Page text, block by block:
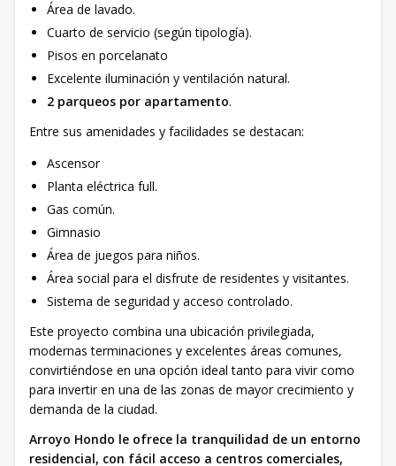
Área de lavado.
Cuarto de servicio (según tipología).
Pisos en porcelanato
Excelente iluminación y ventilación natural.
2 parqueos por apartamento.
Entre sus amenidades y facilidades se destacan:
Ascensor
Planta eléctrica full.
Gas común.
Gimnasio
Área de juegos para niños.
Área social para el disfrute de residentes y visitantes.
Sistema de seguridad y acceso controlado.
Este proyecto combina una ubicación privilegiada,
modernas terminaciones y excelentes áreas comunes,
convirtiéndose en una opción ideal tanto para vivir como
para invertir en una de las zonas de mayor crecimiento y
demanda de la ciudad.
Arroyo Hondo le ofrece la tranquilidad de un entorno
residencial, con fácil acceso a centros comerciales,